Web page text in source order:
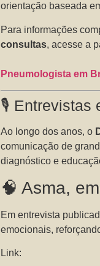
orientação baseada
Para informações
consultas, acesse a
Pneumologista em
🎙️ Entrevistas
Ao longo dos anos, o
comunicação de
diagnóstico e
🧠 Asma,
Em entrevista
emocionais,
Link: